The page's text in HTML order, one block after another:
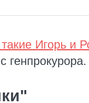
такие Игорь и
генпрокурора.